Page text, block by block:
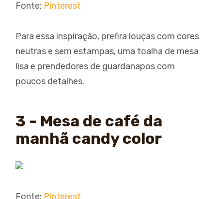
Fonte: Pinterest
Para essa inspiração, prefira louças com cores
neutras e sem estampas, uma toalha de mesa
lisa e prendedores de guardanapos com
poucos detalhes.
3 - Mesa de café da
manhã candy color
Fonte: Pinterest